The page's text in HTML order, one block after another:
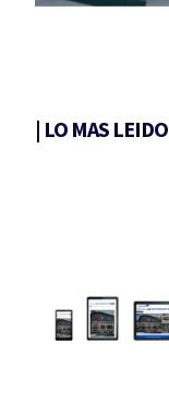
| LO MAS LEIDO